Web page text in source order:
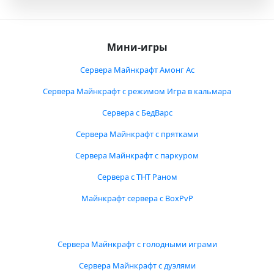
Мини-игры
Сервера Майнкрафт Амонг Ас
Сервера Майнкрафт с режимом Игра в кальмара
Сервера с БедВарс
Сервера Майнкрафт с прятками
Сервера Майнкрафт с паркуром
Сервера с ТНТ Раном
Майнкрафт сервера с BoxPvP
Сервера Майнкрафт с голодными играми
Сервера Майнкрафт с дуэлями